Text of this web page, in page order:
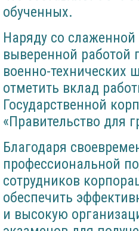
обученных.
Наряду со
выверенной работой
военно-технических
отметить вклад
Государственной
«Правительство для
Благодаря
профессиональной
сотрудников
обеспечить
и высокую